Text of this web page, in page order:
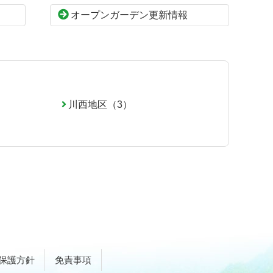
オープンガーデン更新情報
川西地区（3）
護方針 免責事項